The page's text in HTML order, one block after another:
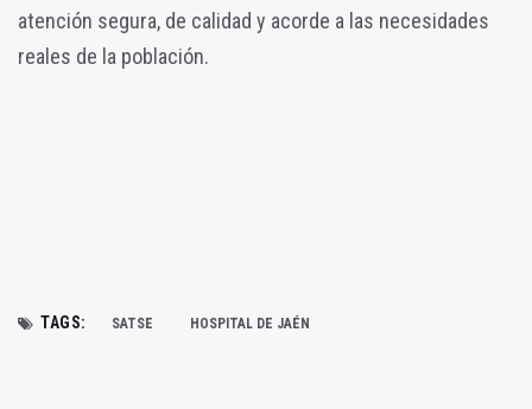
atención segura, de calidad y acorde a las necesidades
reales de la población.
TAGS: SATSE HOSPITAL DE JAÉN